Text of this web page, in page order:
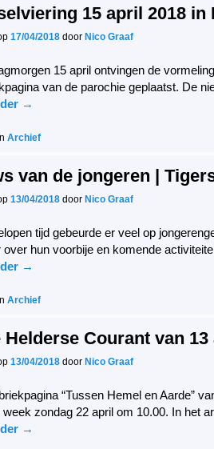
15 april 2018 in
17/04/2018 door Nico Graaf
15 april ontvingen de
van de parochie geplaatst. De
→
Archief
van de jongeren |
13/04/2018 door Nico Graaf
tijd gebeurde er veel op
over hun voorbije en komende
→
Archief
Helderse Courant van
13/04/2018 door Nico Graaf
“Tussen Hemel en Aarde”
week zondag 22 april om 10.00. In het
→